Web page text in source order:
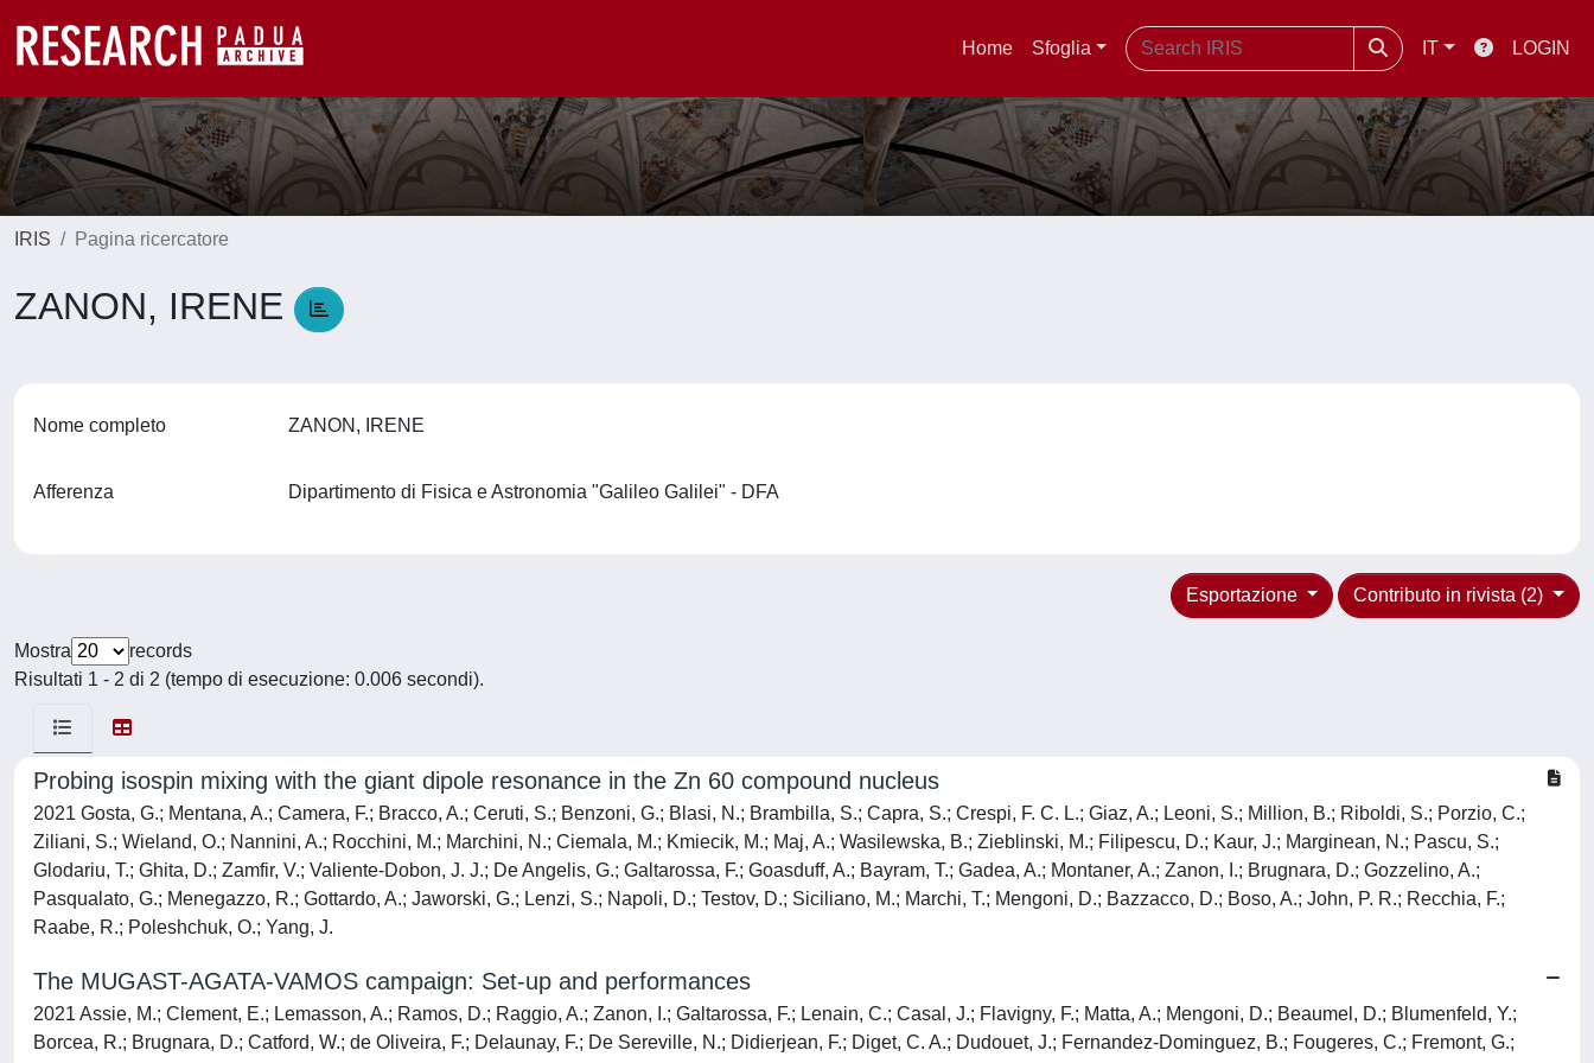
Home Sfoglia IT LOGIN
IRIS Pagina ricercatore
ZANON, IRENE
Nome completo ZANON, IRENE
Afferenza Dipartimento di Fisica e Astronomia "Galileo Galilei" - DFA
Contributo in rivista (2)
Esportazione
Mostra
records
Risultati 1 - 2 di 2 (tempo di esecuzione: 0.006 secondi).
Probing isospin mixing with the giant dipole resonance in the Zn 60 compound nucleus
2021 Gosta, G.; Mentana, A.; Camera, F.; Bracco, A.; Ceruti, S.; Benzoni, G.; Blasi, N.; Brambilla, S.; Capra, S.; Crespi, F. C. L.; Giaz, A.; Leoni, S.; Million, B.; Riboldi, S.; Porzio, C.;
Ziliani, S.; Wieland, O.; Nannini, A.; Rocchini, M.; Marchini, N.; Ciemala, M.; Kmiecik, M.; Maj, A.; Wasilewska, B.; Zieblinski, M.; Filipescu, D.; Kaur, J.; Marginean, N.; Pascu, S.;
Glodariu, T.; Ghita, D.; Zamfir, V.; Valiente-Dobon, J. J.; De Angelis, G.; Galtarossa, F.; Goasduff, A.; Bayram, T.; Gadea, A.; Montaner, A.; Zanon, I.; Brugnara, D.; Gozzelino, A.;
Pasqualato, G.; Menegazzo, R.; Gottardo, A.; Jaworski, G.; Lenzi, S.; Napoli, D.; Testov, D.; Siciliano, M.; Marchi, T.; Mengoni, D.; Bazzacco, D.; Boso, A.; John, P. R.; Recchia, F.;
Raabe, R.; Poleshchuk, O.; Yang, J.
The MUGAST-AGATA-VAMOS campaign: Set-up and performances
2021 Assie, M.; Clement, E.; Lemasson, A.; Ramos, D.; Raggio, A.; Zanon, I.; Galtarossa, F.; Lenain, C.; Casal, J.; Flavigny, F.; Matta, A.; Mengoni, D.; Beaumel, D.; Blumenfeld, Y.;
Borcea, R.; Brugnara, D.; Catford, W.; de Oliveira, F.; Delaunay, F.; De Sereville, N.; Didierjean, F.; Diget, C. A.; Dudouet, J.; Fernandez-Dominguez, B.; Fougeres, C.; Fremont, G.;